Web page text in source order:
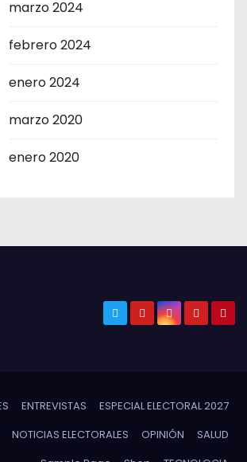
marzo 2024
febrero 2024
enero 2024
marzo 2020
enero 2020
ENTREVISTAS
ESPECIAL ELECTORAL 2027
NOTICIAS ELECTORALES OPINIÓN
SALUD